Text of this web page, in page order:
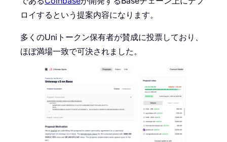
ロイするという提案内容になります。
多くのUniトークン保有者が賛成に投票しており、
ほぼ満場一致で可決されました。